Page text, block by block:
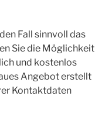
Fall sinnvoll das
Sie die Möglichkeit
und kostenlos
Angebot erstellt
Kontaktdaten